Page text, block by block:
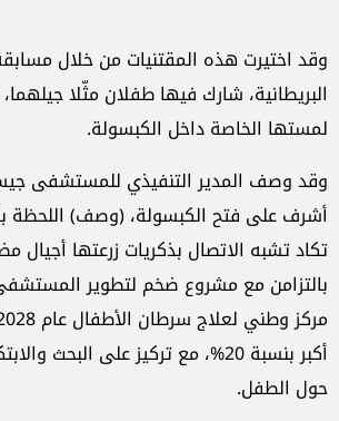
وقد اختيرت هذه المقتنيات من خلال
البريطانية، شارك فيها طفلان مثّلا
لمستها الخاصة داخل الكبسولة.
وقد وصف المدير التنفيذي للمستشفى
أشرف على فتح الكبسولة، (وصف) اللحظة
تكاد تشبه الاتصال بذكريات زرعتها
بالتزامن مع مشروع ضخم لتطوير
أكبر بنسبة 20%، مع تركيز على البحث
حول الطفل.